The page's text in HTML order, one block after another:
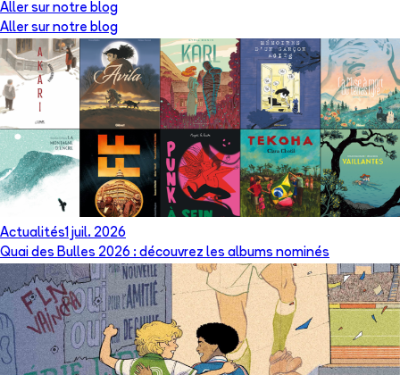
Aller sur notre blog
Aller sur notre blog
Actualités1 juil. 2026
Quai des Bulles 2026 : découvrez les albums nominés